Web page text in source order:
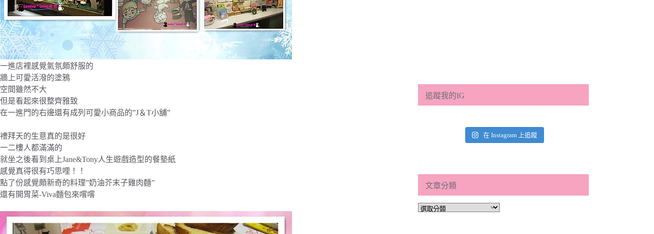
一進店裡感覺氣氛頗舒服的
牆上可愛活潑的塗鴉
空間雖然不大
但是看起來很整齊雅致
在一進門的右邊還有成列可愛小商品的”J＆T小舖”
禮拜天的生意真的是很好
一二樓人都滿滿的
就坐之後看到桌上Jane&Tony人生遊戲造型的餐墊紙
感覺真得很有巧思哩！！
點了份感覺頗新奇的料理”奶油芥末子雞肉麵”
還有開胃菜-Viva麵包來嚐嚐
追蹤我的IG
在 Instagram 上追蹤
文章分類
文